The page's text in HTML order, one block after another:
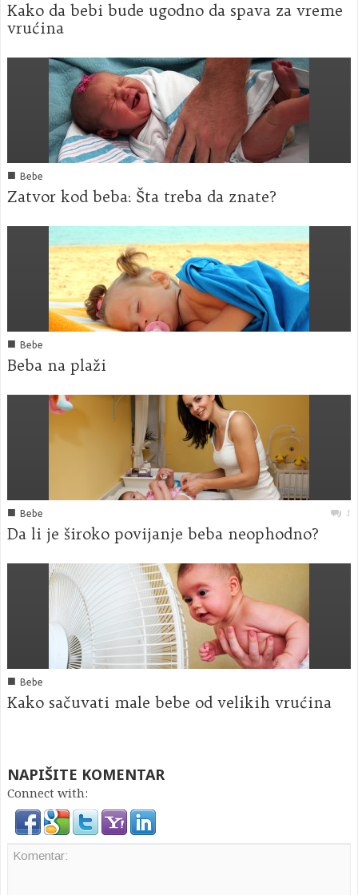
Kako da bebi bude ugodno da spava za vreme
vrućina
■ Bebe
Zatvor kod beba: Šta treba da znate?
■ Bebe
Beba na plaži
■ Bebe 1
Da li je široko povijanje beba neophodno?
■ Bebe
Kako sačuvati male bebe od velikih vrućina
NAPIŠITE KOMENTAR
Connect with: